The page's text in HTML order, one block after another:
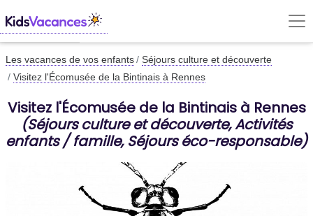
Les vacances de vos enfants
Séjours culture et découverte
Visitez l'Écomusée de la Bintinais à Rennes
Visitez l'Écomusée de la Bintinais à Rennes
(Séjours culture et découverte, Activités
enfants / famille, Séjours éco-responsable)